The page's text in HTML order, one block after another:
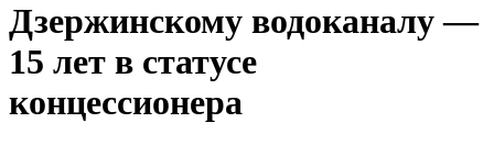
Дзержинскому водоканалу —
15 лет в статусе
концессионера